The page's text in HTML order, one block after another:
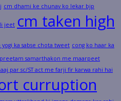
cm dhami ke chunav ko lekar bjp
jeet cm taken high
yogi ka sabse chota tweet cong ko haar ka
samarthakon me maarpeet
par sc/ST act me farji fir karwa rahi hai
curruption